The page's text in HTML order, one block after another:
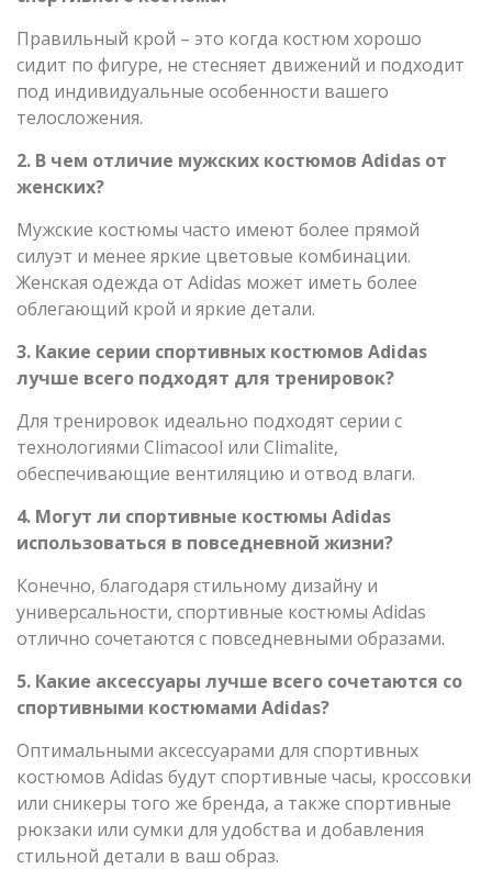
Правильный крой – это когда костюм хорошо
сидит по фигуре, не стесняет движений и подходит
под индивидуальные особенности вашего
телосложения.
2. В чем отличие мужских костюмов Adidas от
женских?
Мужские костюмы часто имеют более прямой
силуэт и менее яркие цветовые комбинации.
Женская одежда от Adidas может иметь более
облегающий крой и яркие детали.
3. Какие серии спортивных костюмов Adidas
лучше всего подходят для тренировок?
Для тренировок идеально подходят серии с
технологиями Climacool или Climalite,
обеспечивающие вентиляцию и отвод влаги.
4. Могут ли спортивные костюмы Adidas
использоваться в повседневной жизни?
Конечно, благодаря стильному дизайну и
универсальности, спортивные костюмы Adidas
отлично сочетаются с повседневными образами.
5. Какие аксессуары лучше всего сочетаются со
спортивными костюмами Adidas?
Оптимальными аксессуарами для спортивных
костюмов Adidas будут спортивные часы, кроссовки
или сникеры того же бренда, а также спортивные
рюкзаки или сумки для удобства и добавления
стильной детали в ваш образ.